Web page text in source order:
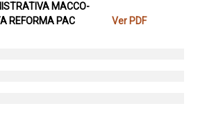
MACCO-
REFORMA PAC
Ver PDF